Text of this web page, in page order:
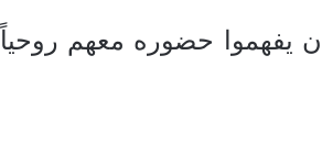
يفهموا حضوره معهم روحياً